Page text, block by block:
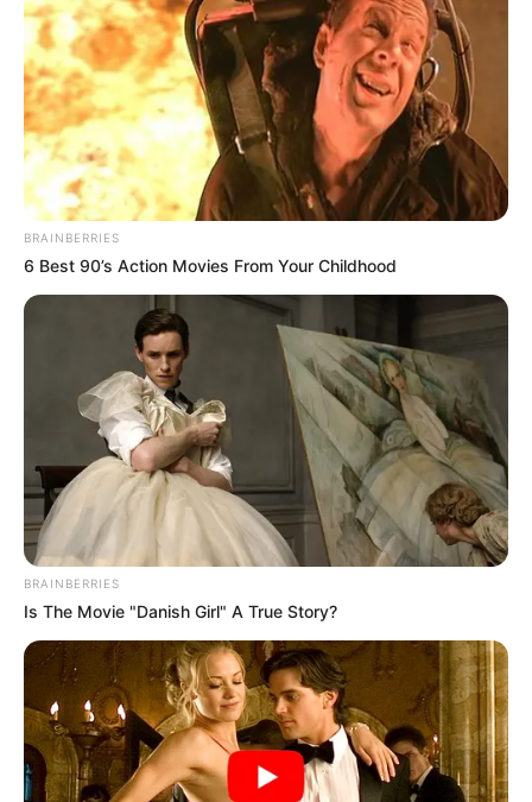
Categories
All
Würstchen Senf Gulasch mit Penne
Bratwurst mit Zwiebelsauce
Search
All
Rezepte
Thunfischsalat mit Ei & Joghurt – leicht, cremig
und voller Protein!
Verführerisch lecker: Quark-Vanille-
BRAINBERRIES
6 Best 90’s Action Movies From Your Childhood
BRAINBERRIES
Is The Movie "Danish Girl" A True Story?